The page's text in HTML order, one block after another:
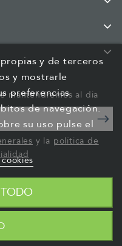
mantendremos al dia
y la política de
y de terceros
y mostrarle
preferencias
de navegación.
su uso pulse el
S.A.